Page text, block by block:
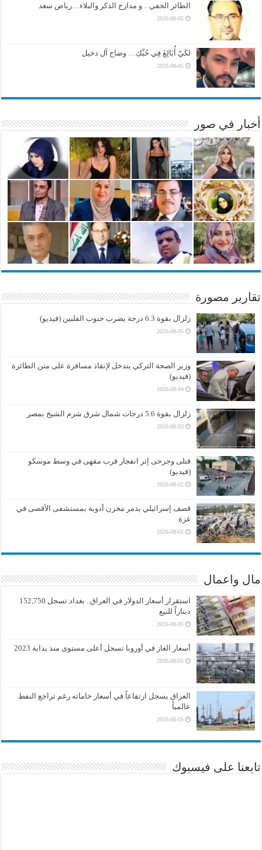
الطائر الخفي .. و مدارج الذكر والبلاء…رياض سعد
2026-08-05
لكَيْ أُبَالِغَ فِي حُبِّكِ… وضاح آل دخيل
2026-08-05
أخبار في صور
تقارير مصورة
زلزال بقوة 6.3 درجة يضرب جنوب الفلبين (فيديو)
2026-08-05
وزير الصحة التركي يتدخل لإنقاذ مسافرة على متن الطائرة
(فيديو)
2026-08-04
زلزال بقوة 5.6 درجات شمال شرق شرم الشيخ بمصر
2026-08-03
قتلى وجرحى إثر انفجار قرب مقهى في وسط موسكو
(فيديو)
2026-08-02
قصف إسرائيلي يدمر مخزن أدوية بمستشفى الأقصى في
غزة
2026-08-01
مال واعمال
استقرار أسعار الدولار في العراق.. بغداد تسجل 152,750
ديناراً للبيع
2026-08-05
أسعار الغاز في أوروبا تسجل أعلى مستوى منذ بداية 2023
2026-08-05
العراق يسجل ارتفاعاً في أسعار خاماته رغم تراجع النفط
عالمياً
2026-08-05
تابعنا على فيسبوك